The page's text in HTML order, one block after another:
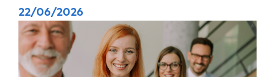
22/06/2026